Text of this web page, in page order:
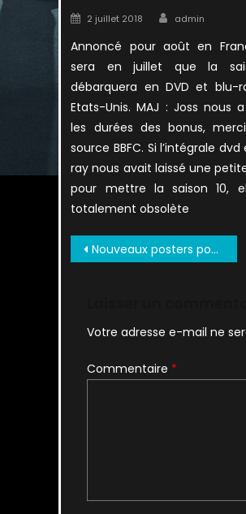
Posted
2 juillet 2018 Author
admin
Annoncé pour août en
sera en juillet que la
débarquera en DVD et blu-
Etats-Unis. MAJ : Joss nous
les durées des bonus,
source BBFC. Si l’intégrale
ray nous avait laissé une
pour mettre la saison 10,
totalement obsolète
Navigation
Nouveaux posters pour… X-Files.
Votre adresse e-mail ne
Commentaire *